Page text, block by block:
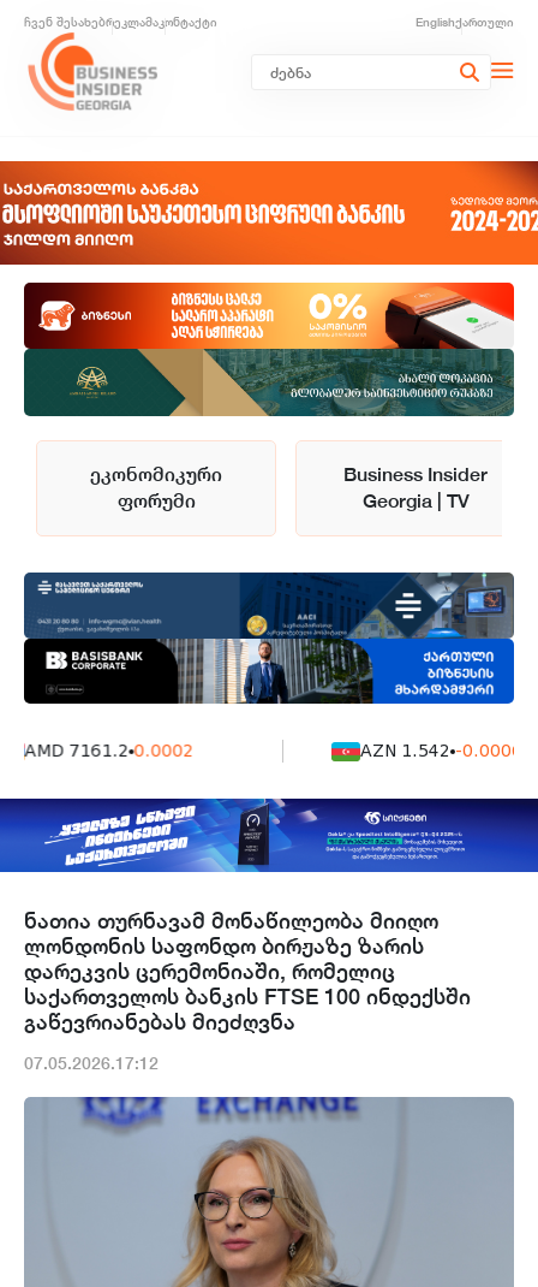
ჩვენ შესახებრეკლამაკონტაქტი Englishქართული
ეკონომიკური
ფორუმი
Business Insider
Georgia | TV
AMD 7161.2 0.0002 AZN 1.542 -0.0006
ნათია თურნავამ მონაწილეობა მიიღო
ლონდონის საფონდო ბირჟაზე ზარის
დარეკვის ცერემონიაში, რომელიც
საქართველოს ბანკის FTSE 100 ინდექსში
გაწევრიანებას მიეძღვნა
07.05.2026.17:12